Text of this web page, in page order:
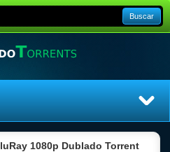
Buscar
1080p Dublado Torrent